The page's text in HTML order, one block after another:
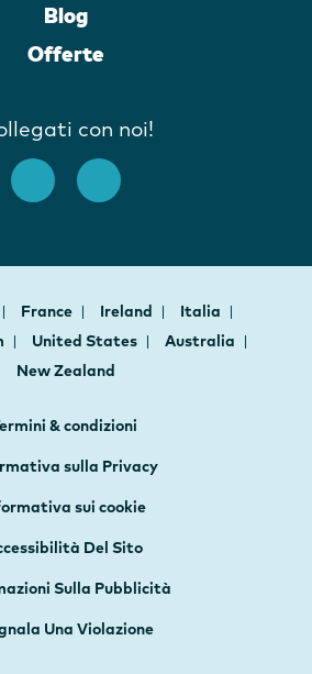
Blog
Offerte
con noi!
France Ireland
Italia
United States
Australia
New Zealand
& condizioni
sulla Privacy
sui cookie
Del Sito
Sulla Pubblicità
Una Violazione